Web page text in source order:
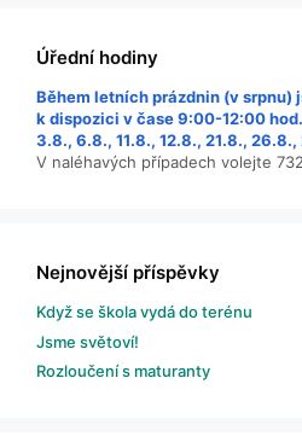
Úřední hodiny
Během letních prázdnin (v srpnu)
k dispozici v čase 9:00-12:00
3.8., 6.8., 11.8., 12.8., 21.8., 26.8.,
V naléhavých případech volejte
Nejnovější příspěvky
Když se škola vydá do terénu
Jsme světoví!
Rozloučení s maturanty